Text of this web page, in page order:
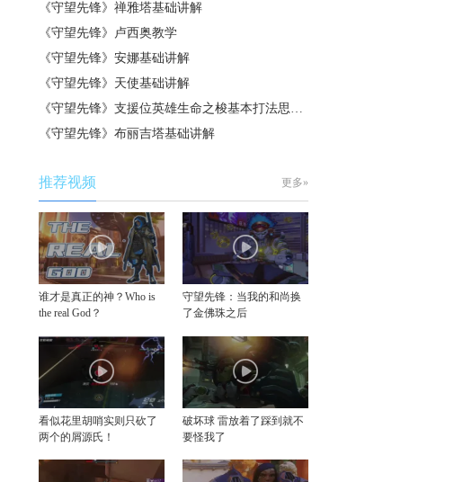
《守望先锋》禅雅塔基础讲解
《守望先锋》卢西奥教学
《守望先锋》安娜基础讲解
《守望先锋》天使基础讲解
《守望先锋》支援位英雄生命之梭基本打法思…
《守望先锋》布丽吉塔基础讲解
推荐视频 更多»
谁才是真正的神？Who is
the real God？
守望先锋：当我的和尚换
了金佛珠之后
看似花里胡哨实则只砍了
两个的屑源氏！
破坏球 雷放着了踩到就不
要怪我了